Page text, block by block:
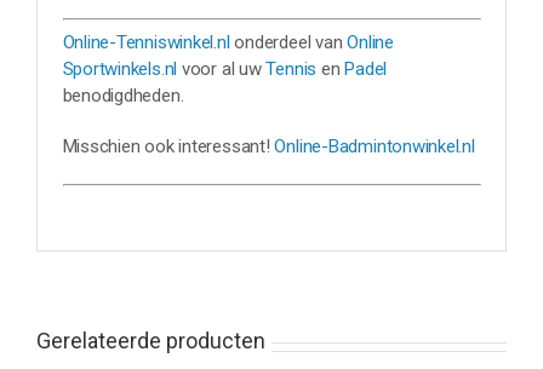
Online-Tenniswinkel.nl onderdeel vanOnline
Sportwinkels.nl voor al uwTennis enPadel
benodigdheden.
Misschien ook interessant!Online-Badmintonwinkel.nl
Gerelateerde producten